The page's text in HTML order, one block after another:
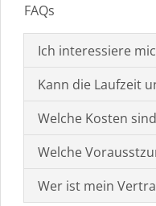
FAQs
Ich interessiere
Kann die Laufzeit
Welche Kosten
Welche
Wer ist mein